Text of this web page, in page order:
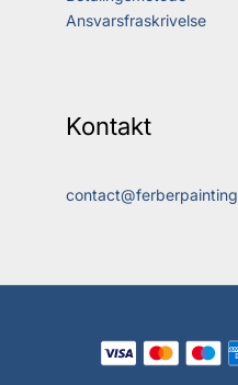
Ansvarsfraskrivelse
Kontakt